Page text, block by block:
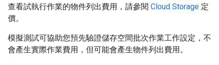
查看試執行作業的物件列出費用，請參閱 Cloud Storage 定
價。
模擬測試可協助您預先驗證儲存空間批次作業工作設定，不
會產生實際作業費用，但可能會產生物件列出費用。